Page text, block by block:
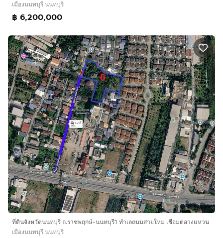
#ที่ดินราคาถูก #เมืองนนทบุรี
เมืองนนทบุรี นนทบุรี
฿ 6,200,000
ที่ดินจังหวัดนนทบุรี ถ.ราชพฤกษ์-นนทบุรี1 ทําเลถนนสายใหม่ เชื่อมต่อวงแหวน
เมืองนนทบุรี นนทบุรี